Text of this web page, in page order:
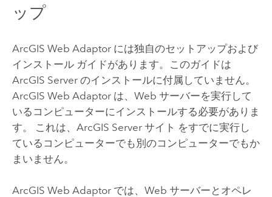
ップ
ArcGIS Web Adaptorには独自のセットアップおよび
インストール ガイドがあります。このガイドは
ArcGIS Serverのインストールに付属していません。
ArcGIS Web Adaptorは、Web サーバーを実行して
いるコンピューターにインストールする必要がありま
す。 これは、 ArcGIS Serverサイト をすでに実行し
ているコンピューターでも別のコンピューターでもか
まいません。
ArcGIS Web Adaptorでは、Web サーバーとオペレ